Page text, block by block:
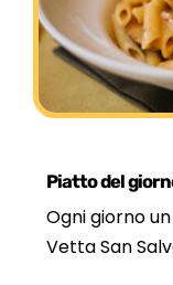
Piatto del
Ogni giorno
Vetta San